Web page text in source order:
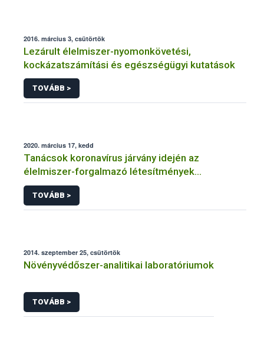
2016. március 3, csütörtök
Lezárult élelmiszer-nyomonkövetési,
kockázatszámítási és egészségügyi kutatások
TOVÁBB >
2020. március 17, kedd
Tanácsok koronavírus járvány idején az
élelmiszer-forgalmazó létesítmények
üzemeltetőinek
TOVÁBB >
2014. szeptember 25, csütörtök
Növényvédőszer-analitikai laboratóriumok
TOVÁBB >